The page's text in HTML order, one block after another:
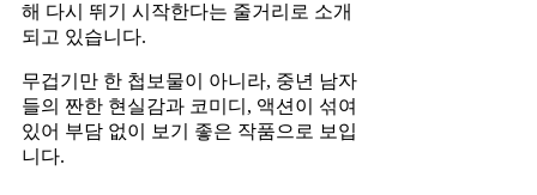
해 다시 뛰기 시작한다는 줄거리로 소개
되고 있습니다.
무겁기만 한 첩보물이 아니라, 중년 남자
들의 짠한 현실감과 코미디, 액션이 섞여
있어 부담 없이 보기 좋은 작품으로 보입
니다.